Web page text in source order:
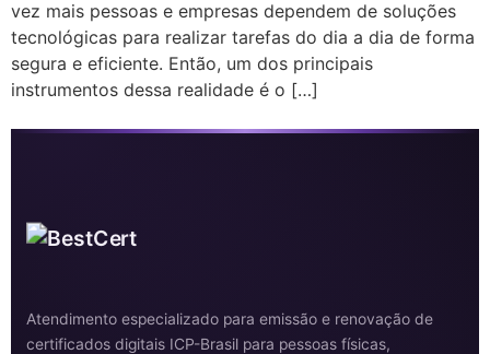
vez mais pessoas e empresas dependem de soluções
tecnológicas para realizar tarefas do dia a dia de forma
segura e eficiente. Então, um dos principais
instrumentos dessa realidade é o […]
Atendimento especializado para emissão e renovação de
certificados digitais ICP-Brasil para pessoas físicas,